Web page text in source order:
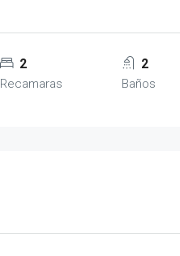
2
Recamaras
2
Baños